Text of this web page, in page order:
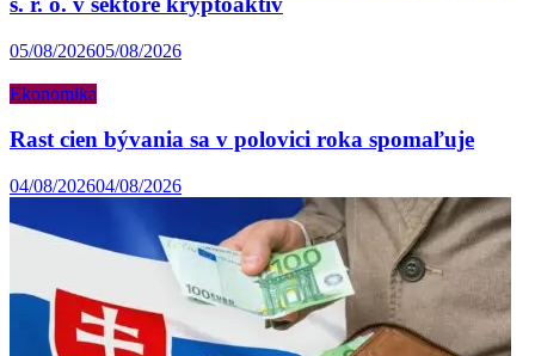
05/08/202605/08/2026
Ekonomika
Rast cien bývania sa v polovici roka spomaľuje
04/08/202604/08/2026